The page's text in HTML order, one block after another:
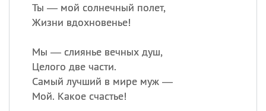
Ты — мой солнечный полет,
Жизни вдохновенье!
Мы — слиянье вечных душ,
Целого две части.
Самый лучший в мире муж —
Мой. Какое счастье!